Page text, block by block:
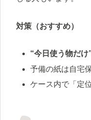
対策（おすすめ）
“今日使う物だけ
予備の紙は自宅
ケース内で「定